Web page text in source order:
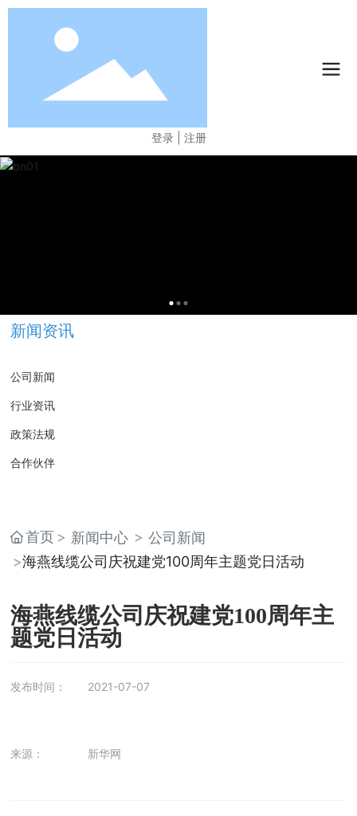
登录 注册
新闻资讯
公司新闻
行业资讯
政策法规
合作伙伴
首页 新闻中心
公司新闻
海燕线缆公司庆祝建党100周年主题党日活动
海燕线缆公司庆祝建党100周年主
题党日活动
发布时间： 2021-07-07
来源： 新华网